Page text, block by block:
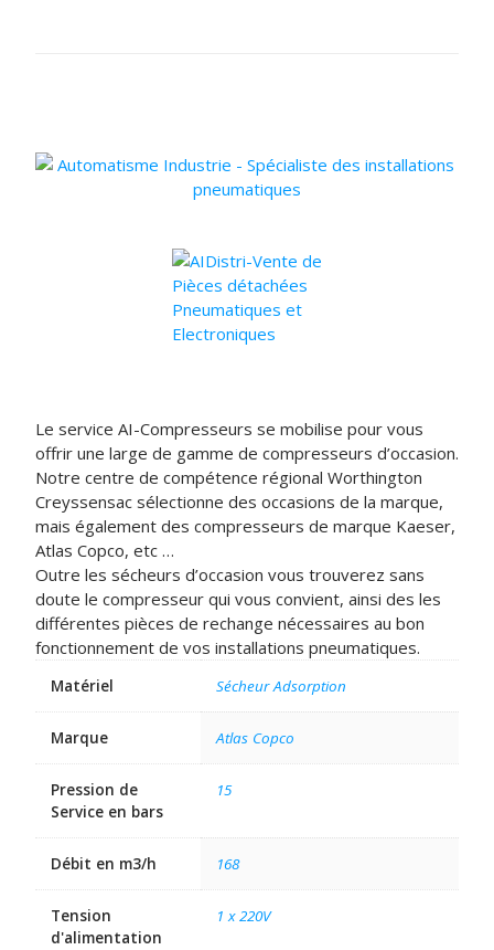
Le service AI-Compresseurs se mobilise pour vous
offrir une large de gamme de compresseurs d’occasion.
Notre centre de compétence régional Worthington
Creyssensac sélectionne des occasions de la marque,
mais également des compresseurs de marque Kaeser,
Atlas Copco, etc …
Outre les sécheurs d’occasion vous trouverez sans
doute le compresseur qui vous convient, ainsi des les
différentes pièces de rechange nécessaires au bon
fonctionnement de vos installations pneumatiques.
Matériel Sécheur Adsorption
Marque Atlas Copco
Pression de
Service en bars
15
Débit en m3/h 168
Tension
d'alimentation
1 x 220V